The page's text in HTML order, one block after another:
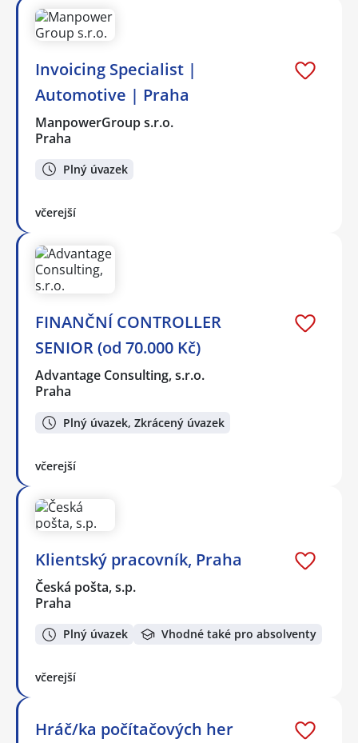
Invoicing Specialist |
Automotive | Praha
ManpowerGroup s.r.o.
Praha
Plný úvazek
včerejší
FINANČNÍ CONTROLLER
SENIOR (od 70.000 Kč)
Advantage Consulting, s.r.o.
Praha
Plný úvazek, Zkrácený úvazek
včerejší
Klientský pracovník, Praha
Česká pošta, s.p.
Praha
Plný úvazek Vhodné také pro absolventy
včerejší
Hráč/ka počítačových her